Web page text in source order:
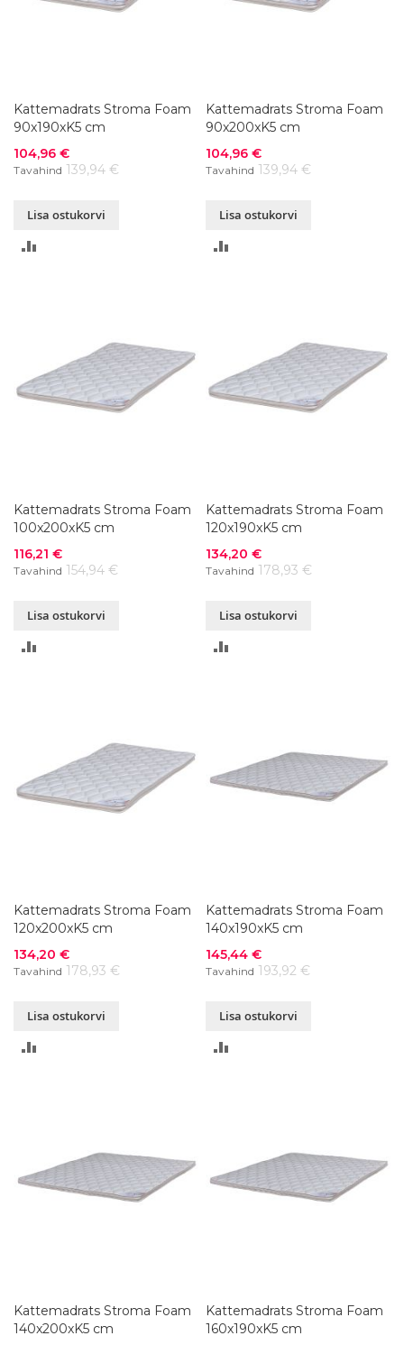
Kattemadrats Stroma Foam
90x190xK5 cm
Soodushind
104,96 €
Tavahind 139,94 €
Lisa ostukorvi
Kattemadrats Stroma Foam
90x200xK5 cm
Soodushind
104,96 €
Tavahind 139,94 €
Lisa ostukorvi
Kattemadrats Stroma Foam
100x200xK5 cm
Soodushind
116,21 €
Tavahind 154,94 €
Lisa ostukorvi
Kattemadrats Stroma Foam
120x190xK5 cm
Soodushind
134,20 €
Tavahind 178,93 €
Lisa ostukorvi
Kattemadrats Stroma Foam
120x200xK5 cm
Soodushind
134,20 €
Tavahind 178,93 €
Lisa ostukorvi
Kattemadrats Stroma Foam
140x190xK5 cm
Soodushind
145,44 €
Tavahind 193,92 €
Lisa ostukorvi
Kattemadrats Stroma Foam
140x200xK5 cm
Kattemadrats Stroma Foam
160x190xK5 cm